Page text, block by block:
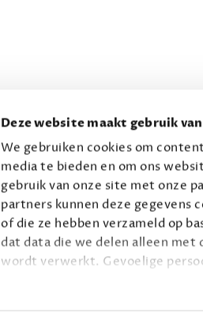
Deze website maakt gebruik
We gebruiken cookies om
media te bieden en om ons
gebruik van onze site met onze
partners kunnen deze gegevens
of die ze hebben verzameld op
dat data die we delen alleen met
wordt verwerkt. Gevoelige